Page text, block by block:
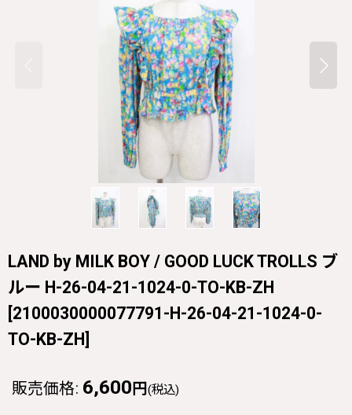
LAND by MILK BOY / GOOD LUCK TROLLS ブ
ルー H-26-04-21-1024-0-TO-KB-ZH
[2100030000077791-H-26-04-21-1024-0-
TO-KB-ZH]
販売価格: 6,600 円 (税込)